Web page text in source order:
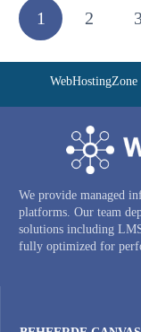
1 2
WebHostingZone
We provide managed
platforms. Our team
solutions including
fully optimized for